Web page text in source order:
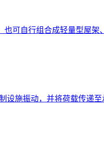
也可自行组合成轻量型屋
设施振动，并将荷载传递